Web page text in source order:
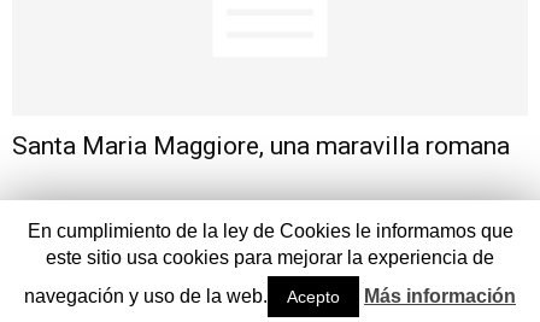
Santa Maria Maggiore, una maravilla romana
En cumplimiento de la ley de Cookies le informamos que
este sitio usa cookies para mejorar la experiencia de
navegación y uso de la web.
Acepto Más información